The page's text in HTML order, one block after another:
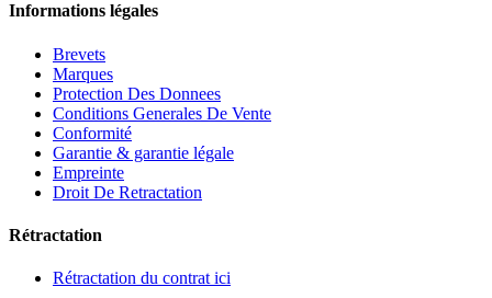
Informations légales
Brevets
Marques
Protection Des Donnees
Conditions Generales De Vente
Conformité
Garantie & garantie légale
Empreinte
Droit De Retractation
Rétractation
Rétractation du contrat ici